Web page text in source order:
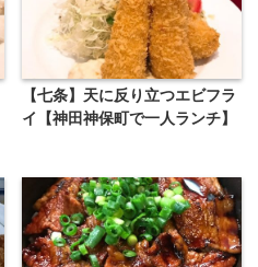
【七条】天に反り立つエビフラ
イ【神田神保町で一人ランチ】